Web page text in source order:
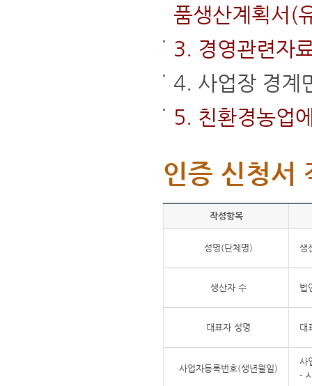
품생산계획서(
3. 경영관련자
4. 사업장 경계
5. 친환경농업
인증 신청서
작성항목
성명(단체명) 생
생산자 수 법
대표자 성명 대
사업자등록번호(생년월일)
사
-